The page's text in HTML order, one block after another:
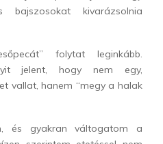
kivarázsolnia
folytat leginkább.
jelent, hogy nem egy,
vallat, hanem “megy a halak
és gyakran váltogatom a